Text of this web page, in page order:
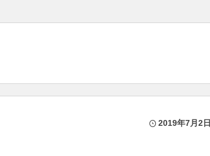
2019年7月2日